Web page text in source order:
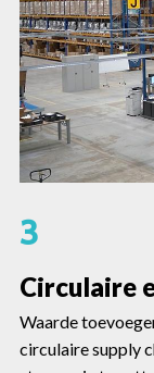
3
Circulaire
Waarde
circulaire supply